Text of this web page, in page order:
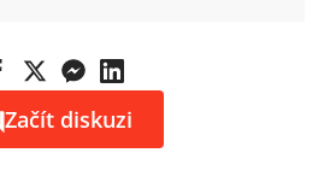
Začít diskuzi